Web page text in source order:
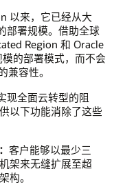
以来，它已经从大
部署规模。借助全球
Region 和 Oracle
的部署模式，而不会
兼容性。
现全面云转型的阻
以下功能消除了这些
客户能够以最少三
架来无缝扩展至超
构。